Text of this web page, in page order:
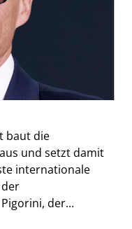
baut die
und setzt damit
internationale
der...